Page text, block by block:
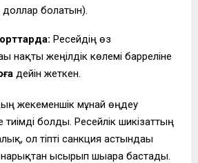
доллар болатын).
Ресейдің өз
нақты жеңілдік көлемі барреліне
дейін жеткен.
жекеменшік мұнай өңдеу
тиімді болды. Ресейлік шикізаттың
ол тіпті санкция астындағы
ысырып шығара бастады.